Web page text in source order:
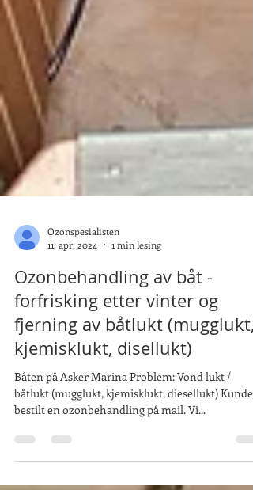
Ozonspesialisten
11. apr. 2024
1 min lesing
Ozonbehandling av båt -
forfrisking etter vinter og
fjerning av båtlukt (mugglukt,
kjemisklukt, disellukt)
Båten på Asker Marina Problem: Vond lukt /
båtlukt (mugglukt, kjemisklukt, diesellukt) Kunden